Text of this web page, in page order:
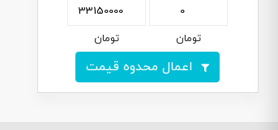
تومان تومان
اعمال محدوه قیمت